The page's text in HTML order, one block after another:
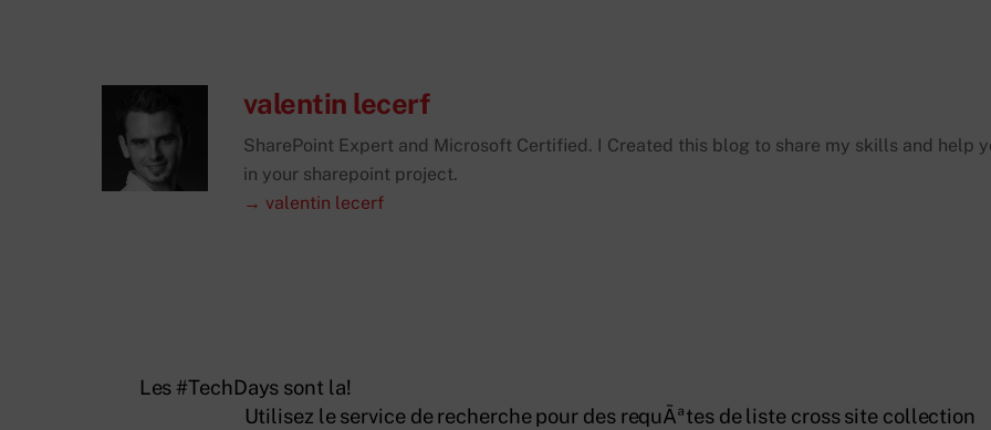
valentin lecerf
SharePoint Expert and Microsoft Certified. I Created this blog to share my skills and help
in your sharepoint project.
→ valentin lecerf
Les #TechDays sont la!
Utilisez le service de recherche pour des requÃªtes de liste cross site collection